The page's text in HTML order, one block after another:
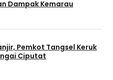
Dampak Kemarau
Pemkot Tangsel Keruk
Ciputat